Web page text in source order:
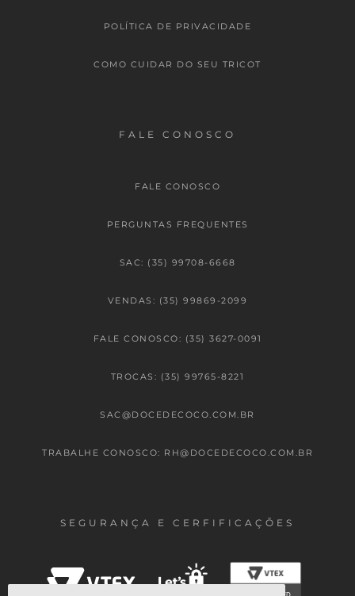
POLÍTICA DE PRIVACIDADE
COMO CUIDAR DO SEU TRICOT
FALE CONOSCO
FALE CONOSCO
PERGUNTAS FREQUENTES
SAC: (35) 99708-6668
VENDAS: (35) 99869-2099
FALE CONOSCO: (35) 3627-0091
TROCAS: (35) 99765-8221
SAC@DOCEDECOCO.COM.BR
TRABALHE CONOSCO: RH@DOCEDECOCO.COM.BR
SEGURANÇA E CERFIFICAÇÕES